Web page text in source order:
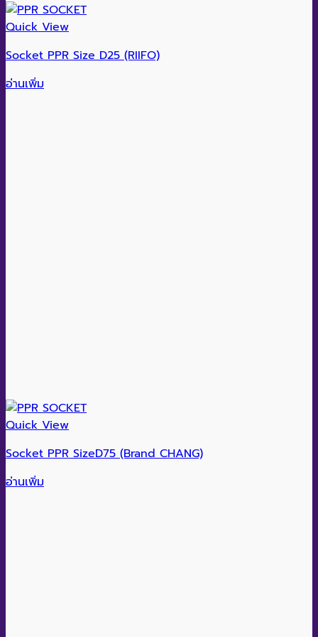
Quick View
Socket PPR Size D25 (RIIFO)
อ่านเพิ่ม
Quick View
Socket PPR SizeD75 (Brand CHANG)
อ่านเพิ่ม